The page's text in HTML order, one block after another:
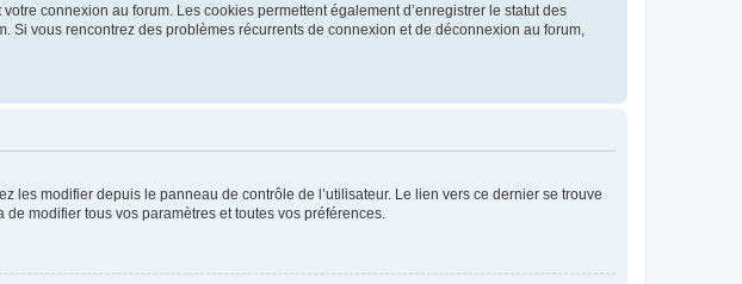
connexion au forum. Les cookies permettent également d’enregistrer le statut des
vous rencontrez des problèmes récurrents de connexion et de déconnexion au forum,
les modifier depuis le panneau de contrôle de l’utilisateur. Le lien vers ce dernier se trouve
modifier tous vos paramètres et toutes vos préférences.